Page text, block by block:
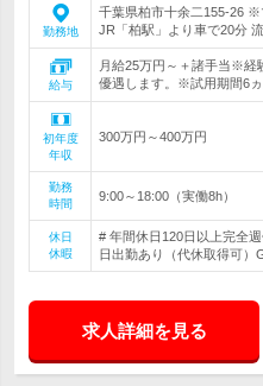
勤務地
千葉県柏市十余二155-26 ※
JR「柏駅」より車で20分
給与
月給25万円～＋諸手当※経
優遇します。※試用期間6ヵ
初年度
年収
300万円～400万円
勤務
時間
9:00～18:00（実働8h）
休日
休暇
# 年間休日120日以上完全
日出勤あり（代休取得可）
求人詳細を見る